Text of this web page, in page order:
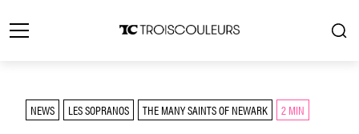
NEWS LES SOPRANOS THE MANY SAINTS OF NEWARK 2 MIN